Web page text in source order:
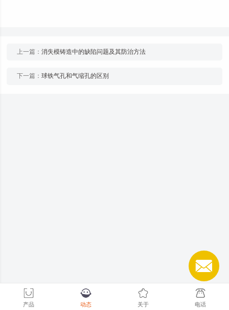
上一篇：消失模铸造中的缺陷问题及其防治方法
下一篇：球铁气孔和气缩孔的区别
产品 动态 关于 电话